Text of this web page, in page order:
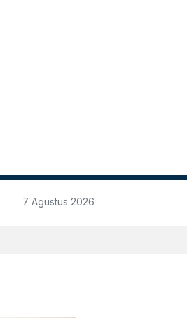
7 Agustus 2026